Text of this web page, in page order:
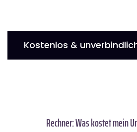
Kostenlos &
Rechner: Was kostet mein